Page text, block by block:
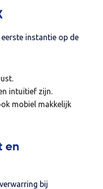
instantie op de
intuïtief zijn.
mobiel makkelijk
en
bij